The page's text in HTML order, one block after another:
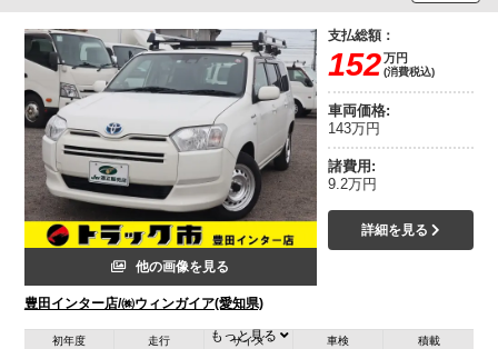
他の画像を見る
豊田インター店/㈱ウィンガイア(愛知県)
支払総額：
152万円
(消費税込)
車両価格:
143万円
諸費用:
9.2万円
詳細を見る
初年度 走行 サイズ 車検 積載
もっと見る